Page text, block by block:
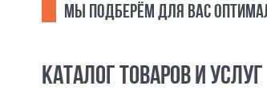
МЫ ПОДБЕРЁМ ДЛЯ ВАС
КАТАЛОГ ТОВАРОВ И УСЛУГ